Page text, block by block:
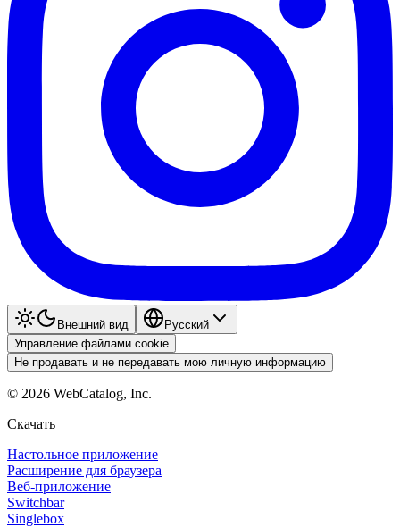
Внешний вид
Pyccкий
Управление файлами cookie
Не продавать и не передавать мою личную информацию
© 2026 WebCatalog, Inc.
Скачать
Настольное приложение
Расширение для браузера
Веб-приложение
Switchbar
Singlebox